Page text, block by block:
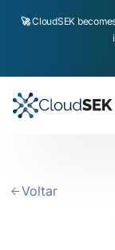
🚀CloudSEK
Voltar